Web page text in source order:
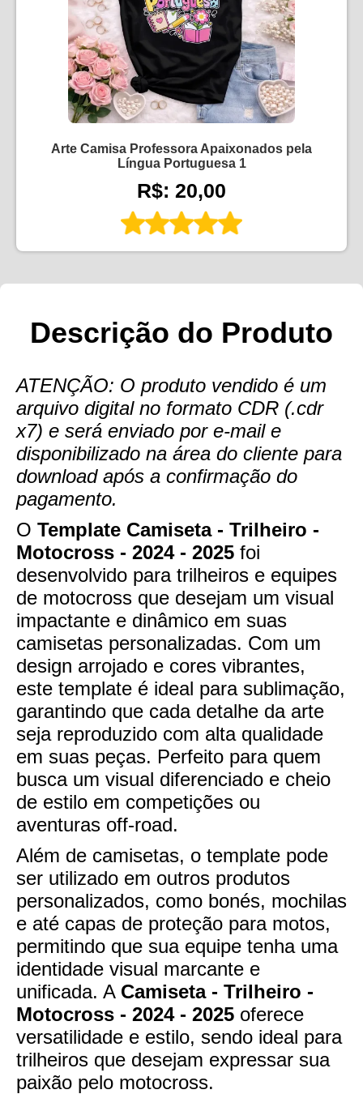
Arte Camisa Professora Apaixonados pela
Língua Portuguesa 1
R$: 20,00
Descrição do Produto
ATENÇÃO: O produto vendido é um
arquivo digital no formato CDR (.cdr
x7) e será enviado por e-mail e
disponibilizado na área do cliente para
download após a confirmação do
pagamento.
O Template Camiseta - Trilheiro -
Motocross - 2024 - 2025 foi
desenvolvido para trilheiros e equipes
de motocross que desejam um visual
impactante e dinâmico em suas
camisetas personalizadas. Com um
design arrojado e cores vibrantes,
este template é ideal para sublimação,
garantindo que cada detalhe da arte
seja reproduzido com alta qualidade
em suas peças. Perfeito para quem
busca um visual diferenciado e cheio
de estilo em competições ou
aventuras off-road.
Além de camisetas, o template pode
ser utilizado em outros produtos
personalizados, como bonés, mochilas
e até capas de proteção para motos,
permitindo que sua equipe tenha uma
identidade visual marcante e
unificada. A Camiseta - Trilheiro -
Motocross - 2024 - 2025 oferece
versatilidade e estilo, sendo ideal para
trilheiros que desejam expressar sua
paixão pelo motocross.